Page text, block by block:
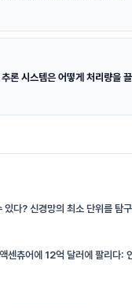
시스템은 어떻게 처리량을
있다? 신경망의 최소 단위를 탐
센츄어에 12억 달러에 팔리다: